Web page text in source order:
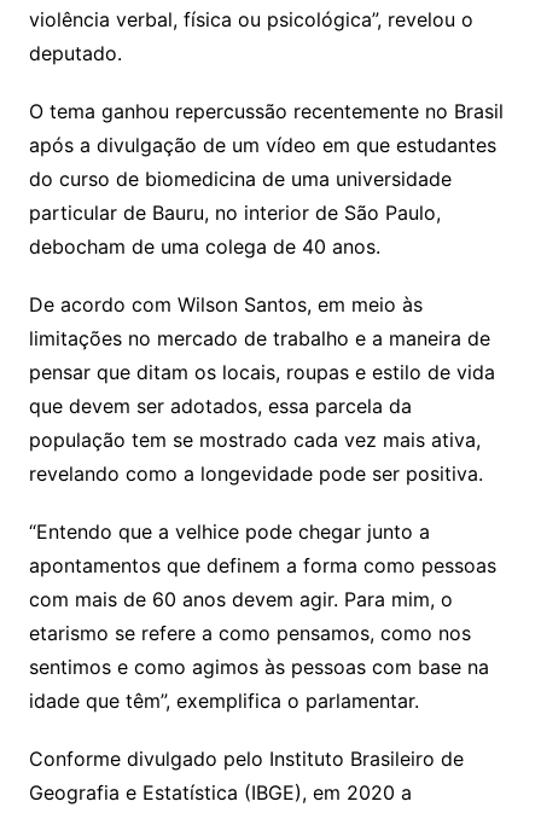
violência verbal, física ou psicológica”, revelou o
deputado.
O tema ganhou repercussão recentemente no Brasil
após a divulgação de um vídeo em que estudantes
do curso de biomedicina de uma universidade
particular de Bauru, no interior de São Paulo,
debocham de uma colega de 40 anos.
De acordo com Wilson Santos, em meio às
limitações no mercado de trabalho e a maneira de
pensar que ditam os locais, roupas e estilo de vida
que devem ser adotados, essa parcela da
população tem se mostrado cada vez mais ativa,
revelando como a longevidade pode ser positiva.
“Entendo que a velhice pode chegar junto a
apontamentos que definem a forma como pessoas
com mais de 60 anos devem agir. Para mim, o
etarismo se refere a como pensamos, como nos
sentimos e como agimos às pessoas com base na
idade que têm”, exemplifica o parlamentar.
Conforme divulgado pelo Instituto Brasileiro de
Geografia e Estatística (IBGE), em 2020 a